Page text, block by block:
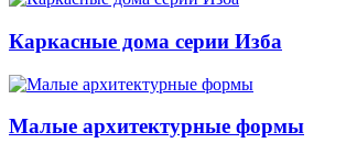
Каркасные дома серии Изба
Малые архитектурные формы